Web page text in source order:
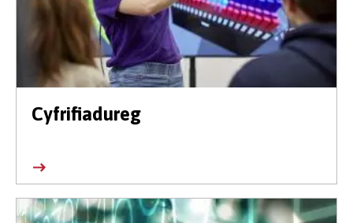
Cyfrifiadureg